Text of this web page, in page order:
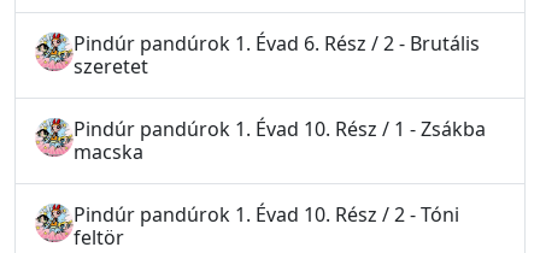
Pindúr pandúrok 1. Évad 6. Rész / 2 - Brutális
szeretet
Pindúr pandúrok 1. Évad 10. Rész / 1 - Zsákba
macska
Pindúr pandúrok 1. Évad 10. Rész / 2 - Tóni
feltör